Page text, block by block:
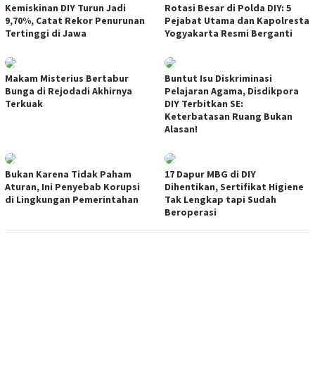
Kemiskinan DIY Turun Jadi
9,70%, Catat Rekor Penurunan
Tertinggi di Jawa
Rotasi Besar di Polda DIY: 5
Pejabat Utama dan Kapolresta
Yogyakarta Resmi Berganti
Makam Misterius Bertabur
Bunga di Rejodadi Akhirnya
Terkuak
Buntut Isu Diskriminasi
Pelajaran Agama, Disdikpora
DIY Terbitkan SE:
Keterbatasan Ruang Bukan
Alasan!
Bukan Karena Tidak Paham
Aturan, Ini Penyebab Korupsi
di Lingkungan Pemerintahan
17 Dapur MBG di DIY
Dihentikan, Sertifikat Higiene
Tak Lengkap tapi Sudah
Beroperasi